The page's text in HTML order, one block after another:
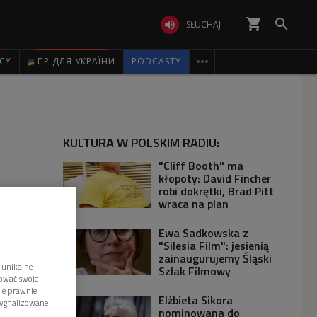
 SŁUCHAJ shopping_cart 
ПР ДЛЯ УКРАЇНИ PODCASTY 
KULTURA W POLSKIM RADIU:
"Cliff Booth" ma
kłopoty: David Fincher
robi dokrętki, Brad Pitt
wraca na plan
Ewa Sadkowska z
"Silesia Film": jesienią
zainaugurujemy Śląski
Szlak Filmowy
Elżbieta Sikora
nominowana do
swoje
prawnie